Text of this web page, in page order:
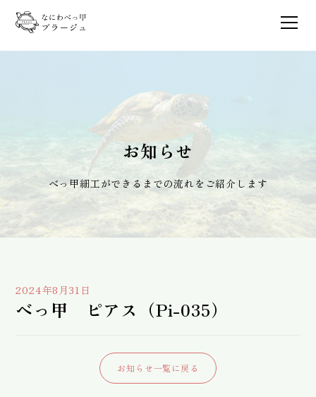
お知らせ
べっ甲細工ができるまでの流れをご紹介します
2024年8月31日
べっ甲 ピアス（Pi-035）
お知らせ一覧に戻る